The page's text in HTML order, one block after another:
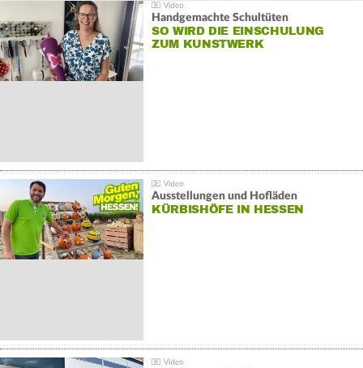
Handgemachte Schultüten
SO WIRD DIE EINSCHULUNG
ZUM KUNSTWERK
Ausstellungen und Hofläden
KÜRBISHÖFE IN HESSEN